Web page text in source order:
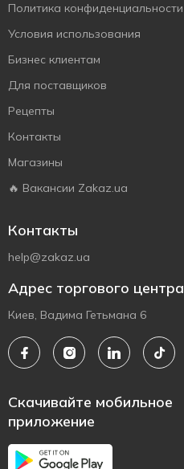
Политика конфиденциальности
Условия использования
Бизнес клиентам
Для поставщиков
Рецепты
Контакты
Магазины
🔥 Вакансии Zakaz.ua
Контакты
help@zakaz.ua
Адрес торгового центра
Киев, Вадима Гетьмана 6
Скачивайте мобильное
приложение